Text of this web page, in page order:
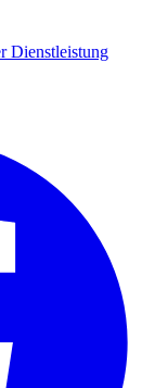
Dienstleistung